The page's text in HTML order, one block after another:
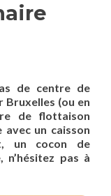
de centre de
Bruxelles (ou en
de flottaison
un caisson
un cocon de
pas à